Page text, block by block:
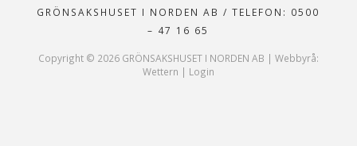
GRÖNSAKSHUSET I NORDEN AB/ TELEFON: 0500
– 47 16 65
Copyright © 2026GRÖNSAKSHUSET I NORDEN AB | Webbyrå:
Wettern | Login